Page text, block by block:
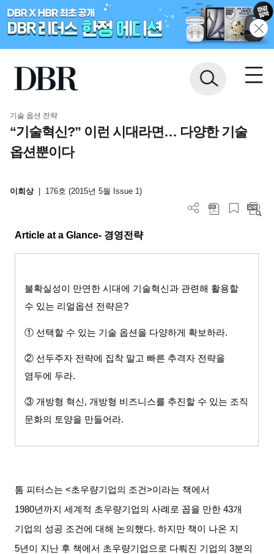
기술 옵션 전략
“기술혁신?” 이런 시대라면… 다양한 기술
옵션뿐이다
이희상 176호 (2015년 5월 Issue 1)
Article at a Glance- 경영전략
불확실성이 만연한 시대에 기술혁신과 관련해 활용할
수 있는 리얼옵션 전략은?
① 선택할 수 있는 기술 옵션을 다양하게 확보하라.
② 선두주자 전략에 집착 말고 빠른 추격자 전략을
염두에 두라.
③ 개방형 혁신, 개방형 비즈니스를 추진할 수 있는 조직
문화의 토양을 만들어라.
톰 피터스는 <초우량기업의 조건>이라는 책에서
1980년까지 세계적 초우량기업의 사례로 꼽을 만한 43개
기업의 성공 조건에 대해 논의했다.하지만 책이 나온 지
5년이 지난 후 책에서 초우량기업으로 다뤄진 기업의 3분의